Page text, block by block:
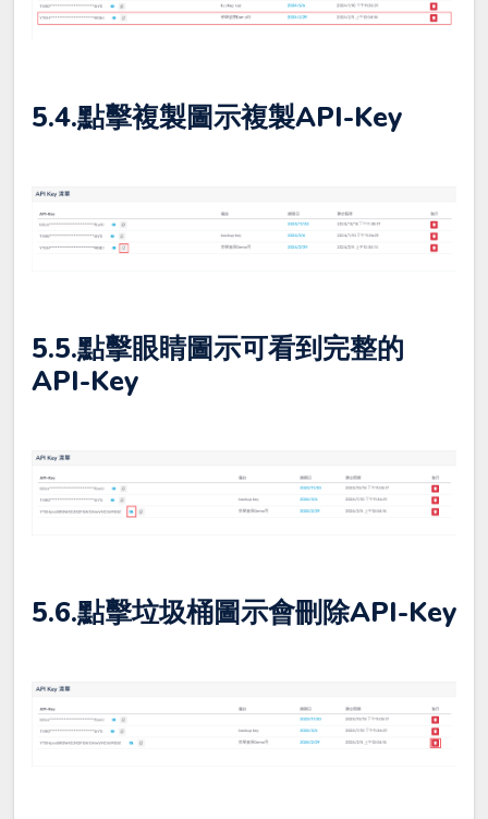
5.4.點擊複製圖示複製API-Key
5.5.點擊眼睛圖示可看到完整的
API-Key
5.6.點擊垃圾桶圖示會刪除API-Key